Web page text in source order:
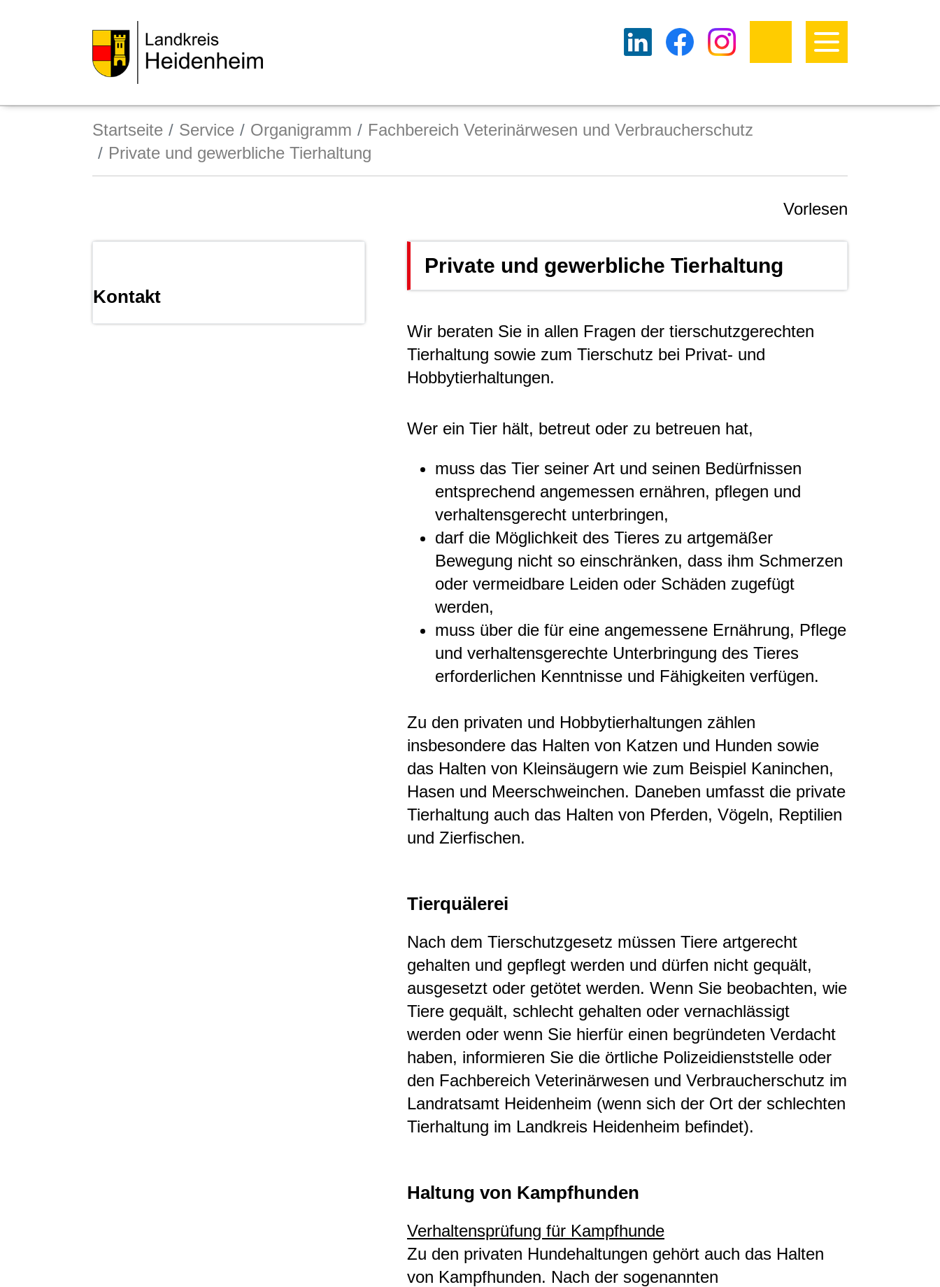
Startseite Service Organigramm
Fachbereich Veterinärwesen und Verbraucherschutz
Private und gewerbliche Tierhaltung
Vorlesen
Kontakt
Private und gewerbliche Tierhaltung
Wir beraten Sie in allen Fragen der tierschutzgerechten
Tierhaltung sowie zum Tierschutz bei Privat- und
Hobbytierhaltungen.
Wer ein Tier hält, betreut oder zu betreuen hat,
muss das Tier seiner Art und seinen Bedürfnissen
entsprechend angemessen ernähren, pflegen und
verhaltensgerecht unterbringen,
darf die Möglichkeit des Tieres zu artgemäßer
Bewegung nicht so einschränken, dass ihm Schmerzen
oder vermeidbare Leiden oder Schäden zugefügt
werden,
muss über die für eine angemessene Ernährung, Pflege
und verhaltensgerechte Unterbringung des Tieres
erforderlichen Kenntnisse und Fähigkeiten verfügen.
Zu den privaten und Hobbytierhaltungen zählen
insbesondere das Halten von Katzen und Hunden sowie
das Halten von Kleinsäugern wie zum Beispiel Kaninchen,
Hasen und Meerschweinchen. Daneben umfasst die private
Tierhaltung auch das Halten von Pferden, Vögeln, Reptilien
und Zierfischen.
Tierquälerei
Nach dem Tierschutzgesetz müssen Tiere artgerecht
gehalten und gepflegt werden und dürfen nicht gequält,
ausgesetzt oder getötet werden. Wenn Sie beobachten, wie
Tiere gequält, schlecht gehalten oder vernachlässigt
werden oder wenn Sie hierfür einen begründeten Verdacht
haben, informieren Sie die örtliche Polizeidienststelle oder
den Fachbereich Veterinärwesen und Verbraucherschutz im
Landratsamt Heidenheim (wenn sich der Ort der schlechten
Tierhaltung im Landkreis Heidenheim befindet).
Haltung von Kampfhunden
Verhaltensprüfung für Kampfhunde
Zu den privaten Hundehaltungen gehört auch das Halten
von Kampfhunden. Nach der sogenannten